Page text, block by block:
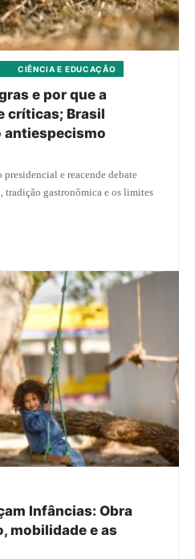
CIÊNCIA E EDUCAÇÃO
e por que a
críticas; Brasil
antiespecismo
e reacende debate
tradição gastronômica e os limites
Infâncias: Obra
mobilidade e as